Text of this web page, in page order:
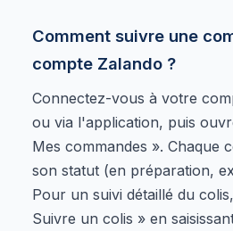
Comment suivre une
compte Zalando ?
Connectez-vous à votre
ou via l'application, puis
Mes commandes ». Chaque
son statut (en préparation,
Pour un suivi détaillé du
Suivre un colis » en